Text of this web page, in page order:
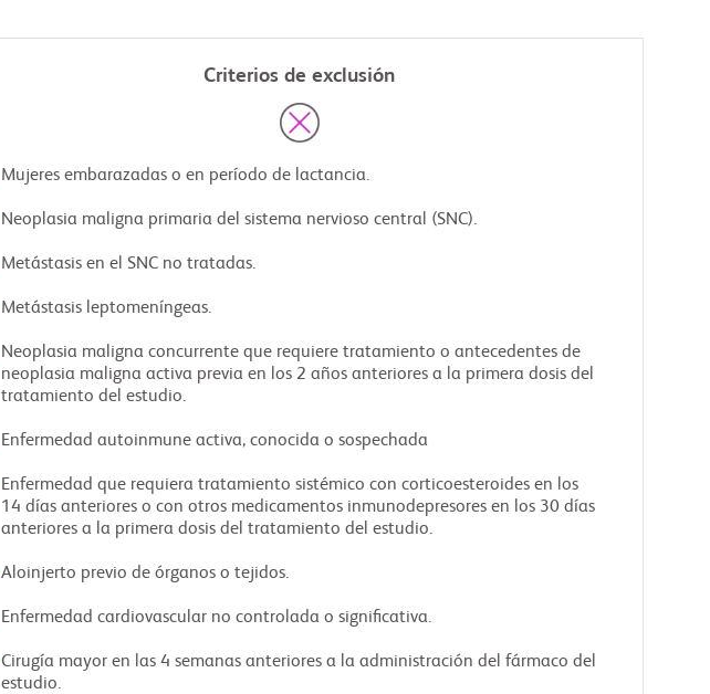
Criterios de exclusión
Mujeres embarazadas o en período de lactancia.
Neoplasia maligna primaria del sistema nervioso central (SNC).
Metástasis en el SNC no tratadas.
Metástasis leptomeníngeas.
Neoplasia maligna concurrente que requiere tratamiento o antecedentes de
neoplasia maligna activa previa en los 2 años anteriores a la primera dosis del
tratamiento del estudio.
Enfermedad autoinmune activa, conocida o sospechada
Enfermedad que requiera tratamiento sistémico con corticoesteroides en los
14 días anteriores o con otros medicamentos inmunodepresores en los 30 días
anteriores a la primera dosis del tratamiento del estudio.
Aloinjerto previo de órganos o tejidos.
Enfermedad cardiovascular no controlada o significativa.
Cirugía mayor en las 4 semanas anteriores a la administración del fármaco del
estudio.